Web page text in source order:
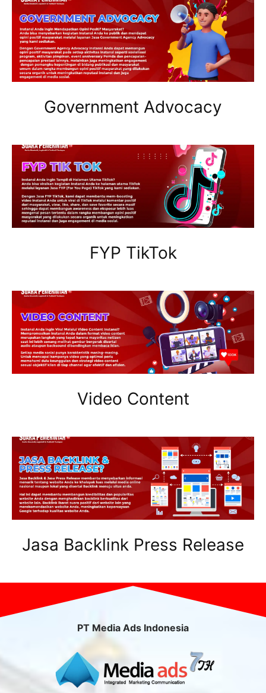
Government Advocacy
FYP TikTok
Video Content
Jasa Backlink Press Release
PT Media Ads Indonesia